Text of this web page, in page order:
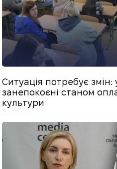
Ситуація потребує змін:
занепокоєні станом
культури